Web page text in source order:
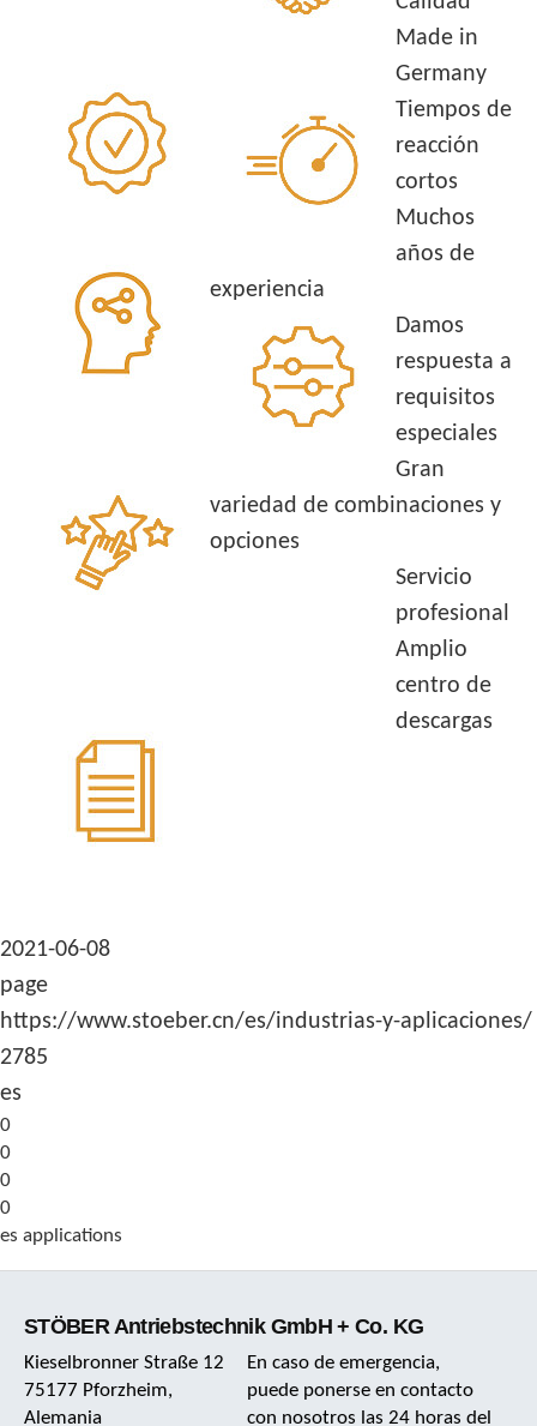
Made in
Germany
Tiempos de
reacción
cortos
Muchos
años de
experiencia
Damos
respuesta a
requisitos
especiales
Gran
variedad de combinaciones y
opciones
Servicio
profesional
Amplio
centro de
descargas
2021-06-08
page
https://www.stoeber.cn/es/industrias-y-aplicaciones/
2785
es
0
0
0
0
es applications
STÖBER Antriebstechnik GmbH + Co. KG
Kieselbronner Straße 12
75177 Pforzheim,
Alemania
En caso de emergencia,
puede ponerse en contacto
con nosotros las 24 horas del